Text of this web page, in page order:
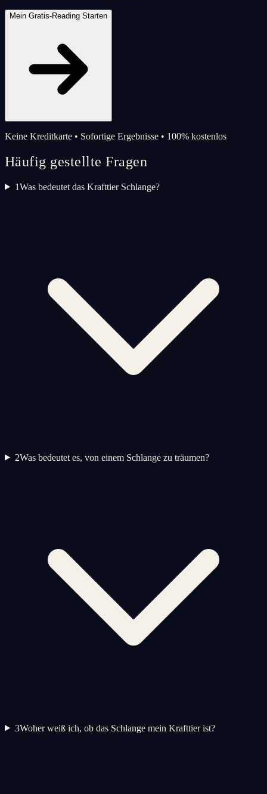
Mein Gratis-Reading Starten
Keine Kreditkarte • Sofortige Ergebnisse • 100% kostenlos
Häufig gestellte Fragen
1Was bedeutet das Krafttier Schlange?
2Was bedeutet es, von einem Schlange zu träumen?
3Woher weiß ich, ob das Schlange mein Krafttier ist?